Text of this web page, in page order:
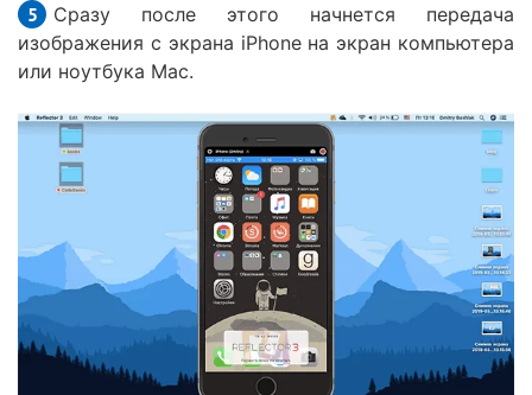
Сразу после этого начнется передача
изображения с экрана iPhone на экран компьютера
или ноутбука Mac.